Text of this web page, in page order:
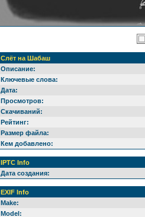
Слёт на Шабаш
Описание:
Ключевые слова:
Дата:
Просмотров:
Скачиваний:
Рейтинг:
Размер файла:
Кем добавлено:
IPTC Info
Дата создания:
EXIF Info
Make:
Model: